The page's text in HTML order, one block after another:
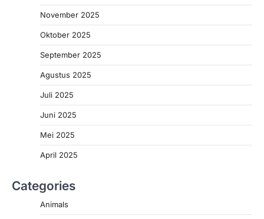
November 2025
Oktober 2025
September 2025
Agustus 2025
Juli 2025
Juni 2025
Mei 2025
April 2025
Categories
Animals